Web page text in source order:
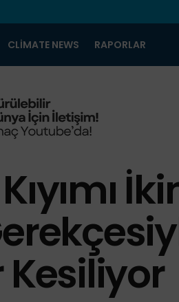
CLIMATE NEWS RAPORLAR